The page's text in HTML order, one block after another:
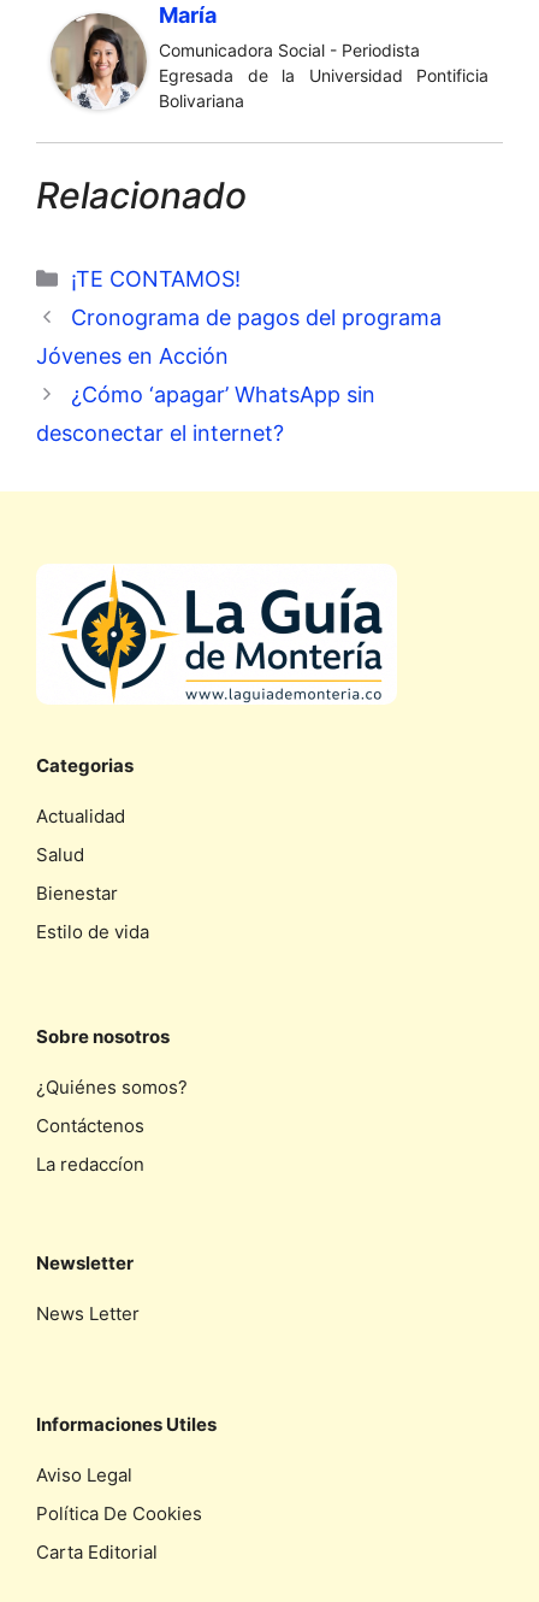
María
Comunicadora Social - Periodista
Egresada de la Universidad Pontificia
Bolivariana
Relacionado
Categorías
¡TE CONTAMOS!
Cronograma de pagos del programa
Jóvenes en Acción
¿Cómo ‘apagar’ WhatsApp sin
desconectar el internet?
Categorias
Actualidad
Salud
Bienestar
Estilo de vida
Sobre nosotros
¿Quiénes somos?
Contáctenos
La redaccíon
Newsletter
News Letter
Informaciones Utiles
Aviso Legal
Política De Cookies
Carta Editorial